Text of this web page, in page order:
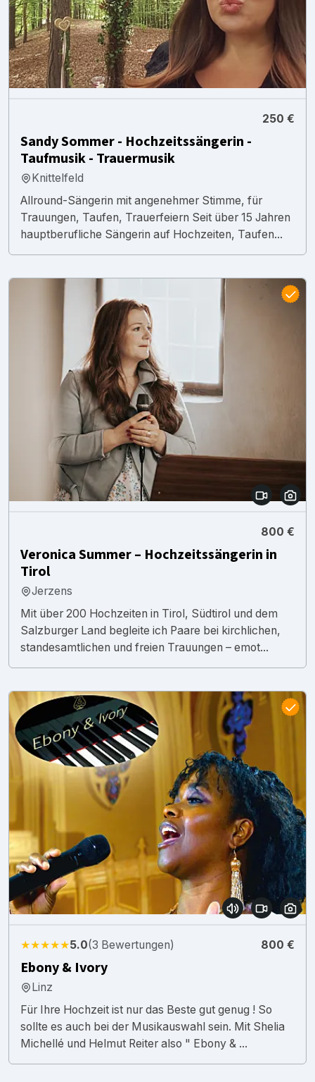
250 €
Sandy Sommer - Hochzeitssängerin -
Taufmusik - Trauermusik
Knittelfeld
Allround-Sängerin mit angenehmer Stimme, für
Trauungen, Taufen, Trauerfeiern Seit über 15 Jahren
hauptberufliche Sängerin auf Hochzeiten, Taufen...
800 €
Veronica Summer – Hochzeitssängerin in
Tirol
Jerzens
Mit über 200 Hochzeiten in Tirol, Südtirol und dem
Salzburger Land begleite ich Paare bei kirchlichen,
standesamtlichen und freien Trauungen – emot...
★★★★★5.0(3 Bewertungen) 800 €
Ebony & Ivory
Linz
Für Ihre Hochzeit ist nur das Beste gut genug ! So
sollte es auch bei der Musikauswahl sein. Mit Shelia
Michellé und Helmut Reiter also " Ebony & ...